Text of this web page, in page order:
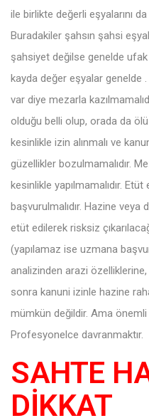
ile birlikte değerli eşyalarını
Buradakiler şahsın şahsi
şahsiyet değilse genelde
kayda değer eşyalar genelde
var diye mezarla
olduğu belli olup, orada da
kesinlikle izin alınmalı ve
güzellikler bozulmamalıdır.
kesinlikle yapılmamalıdır.
başvurulmalıdır. Hazine
etüt edilerek risksiz
(yapılamaz ise uzmana
analizinden arazi
sonra kanuni izinle hazine
mümkün değildir. Ama önemli
Profesyonelce davranmaktır.
SAHTE
DİKKAT